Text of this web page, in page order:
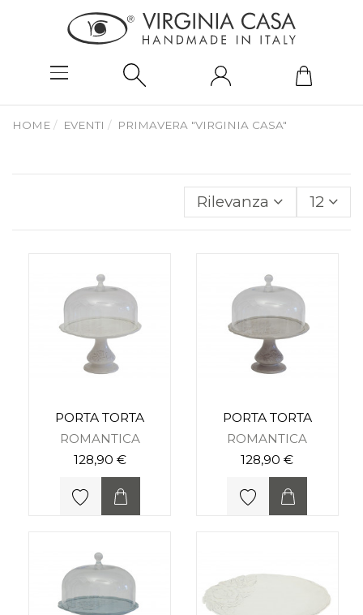
HOME EVENTI PRIMAVERA "VIRGINIA CASA"
Rilevanza 12
PORTA TORTA
ROMANTICA
128,90 €
PORTA TORTA
ROMANTICA
128,90 €